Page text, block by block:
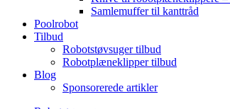
Samlemuffer til kanttråd
Poolrobot
Tilbud
Robotstøvsuger tilbud
Robotplæneklipper tilbud
Blog
Sponsorerede artikler